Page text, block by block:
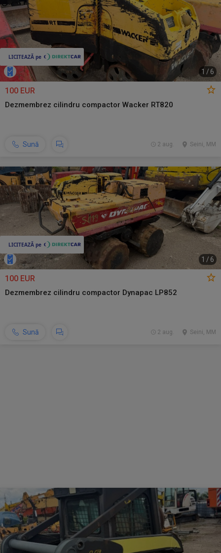
1 /6
100 EUR
Dezmembrez cilindru compactor Wacker RT820
Sună Seini, MM
2 aug.
1 /6
100 EUR
Dezmembrez cilindru compactor Dynapac LP852
Sună Seini, MM
2 aug.